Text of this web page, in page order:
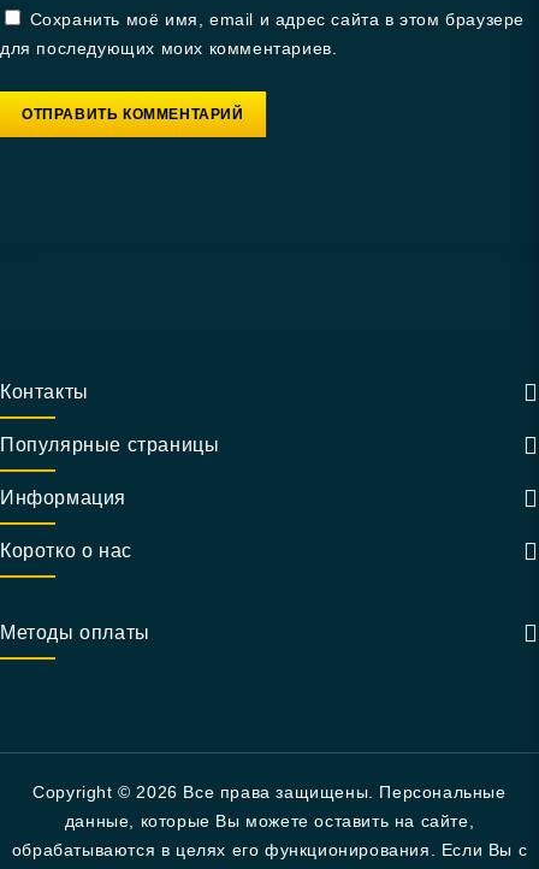
Сохранить моё имя, email и адрес сайта в этом браузере
для последующих моих комментариев.
Контакты
Популярные страницы
Информация
Коротко о нас
Методы оплаты
Copyright © 2026 Все права защищены. Персональные
данные, которые Вы можете оставить на сайте,
обрабатываются в целях его функционирования. Если Вы с